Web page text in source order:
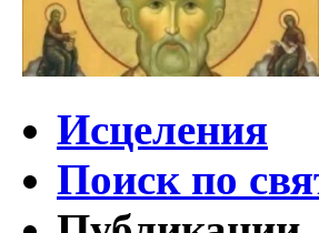
Исцеления
Поиск по